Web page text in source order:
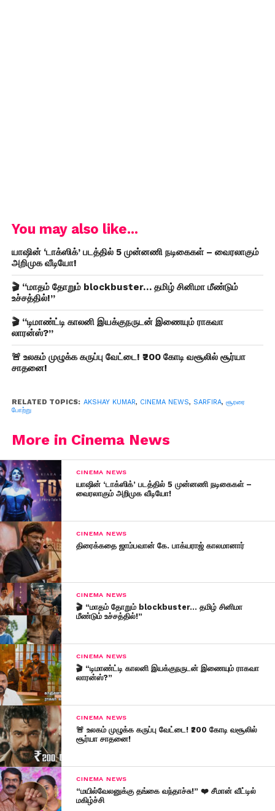
You may also like...
யாஷின் ‘டாக்ஸிக்’ படத்தில் 5 முன்னணி நடிகைகள் – வைரலாகும்
அறிமுக வீடியோ!
🎬 “மாதம் தோறும் blockbuster… தமிழ் சினிமா மீண்டும்
உச்சத்தில்!”
🎬 “டிமாண்ட்டி காலனி இயக்குநருடன் இணையும் ராகவா
லாரன்ஸ்?”
🚨 உலகம் முழுக்க கருப்பு வேட்டை! ₹200 கோடி வசூலில் சூர்யா
சாதனை!
RELATED TOPICS: AKSHAY KUMAR, CINEMA NEWS, SARFIRA, சூரரை
போற்று
More in Cinema News
CINEMA NEWS
யாஷின் ‘டாக்ஸிக்’ படத்தில் 5 முன்னணி நடிகைகள் –
வைரலாகும் அறிமுக வீடியோ!
CINEMA NEWS
திரைக்கதை ஜாம்பவான் கே. பாக்யராஜ் காலமானார்
CINEMA NEWS
🎬 “மாதம் தோறும் blockbuster… தமிழ் சினிமா
மீண்டும் உச்சத்தில்!”
CINEMA NEWS
🎬 “டிமாண்ட்டி காலனி இயக்குநருடன் இணையும் ராகவா
லாரன்ஸ்?”
CINEMA NEWS
🚨 உலகம் முழுக்க கருப்பு வேட்டை! ₹200 கோடி வசூலில்
சூர்யா சாதனை!
CINEMA NEWS
“மயில்வேலனுக்கு தங்கை வந்தாச்சு!” ❤️ சீமான் வீட்டில்
மகிழ்ச்சி